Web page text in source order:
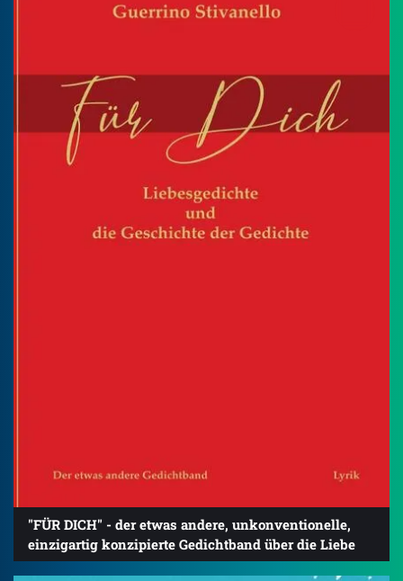
"FÜR DICH" - der etwas andere, unkonventionelle,
einzigartig konzipierte Gedichtband über die Liebe